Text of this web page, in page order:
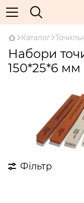
Каталог
Набори
150*25*6 мм
Фільтр